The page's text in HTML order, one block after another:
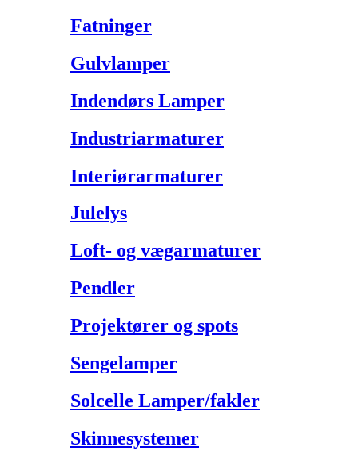
Fatninger
Gulvlamper
Indendørs Lamper
Industriarmaturer
Interiørarmaturer
Julelys
Loft- og vægarmaturer
Pendler
Projektører og spots
Sengelamper
Solcelle Lamper/fakler
Skinnesystemer